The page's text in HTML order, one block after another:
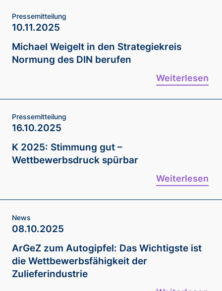
Pressemitteilung
10.11.2025
Michael Weigelt in den Strategiekreis
Normung des DIN berufen
Weiterlesen
Pressemitteilung
16.10.2025
K 2025: Stimmung gut –
Wettbewerbsdruck spürbar
Weiterlesen
News
08.10.2025
ArGeZ zum Autogipfel: Das Wichtigste ist
die Wettbewerbsfähigkeit der
Zulieferindustrie